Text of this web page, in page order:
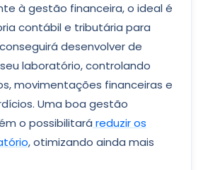
à gestão financeira, o ideal é
contábil e tributária para
desenvolver de
laboratório, controlando
movimentações financeiras e
Uma boa gestão
o possibilitará reduzir os
, otimizando ainda mais